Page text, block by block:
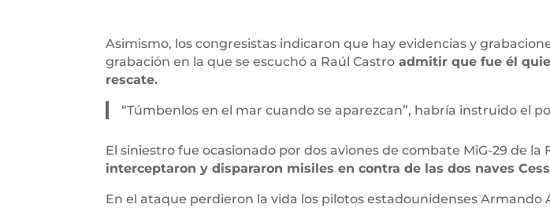
Asimismo, los congresistas indicaron que hay evidencias y
grabación en la que se escuchó a Raúl Castro admitir que fue él
rescate.
“Túmbenlos en el mar cuando se aparezcan”, habría instruido el
El siniestro fue ocasionado por dos aviones de combate MiG-29 de
interceptaron y dispararon misiles en contra de las dos naves
En el ataque perdieron la vida los pilotos estadounidenses Armando